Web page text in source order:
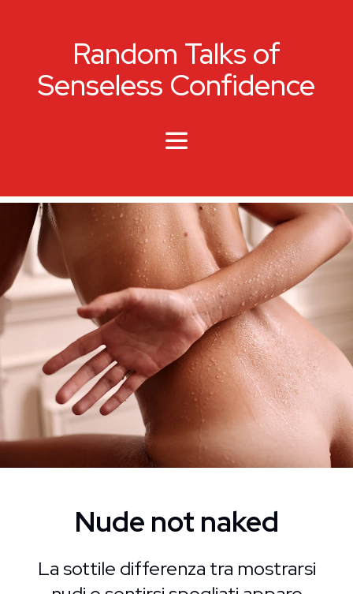
Random Talks of
Senseless Confidence
Nude not naked
La sottile differenza tra mostrarsi